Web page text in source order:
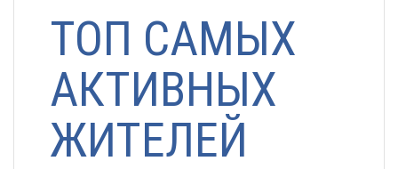
ТОП САМЫХ
АКТИВНЫХ
ЖИТЕЛЕЙ